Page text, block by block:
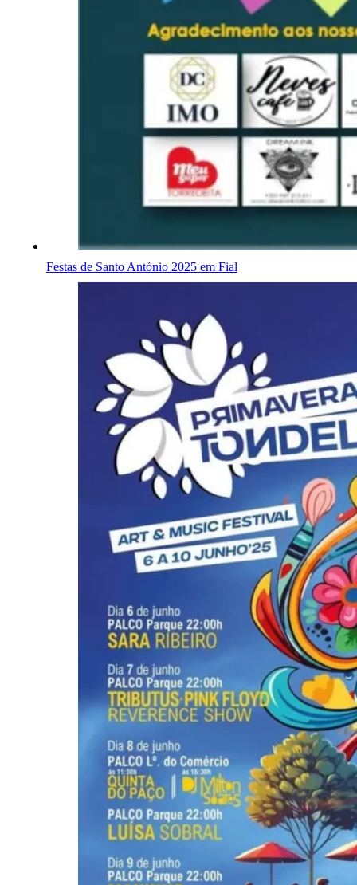
Festas de Santo António 2025 em Fial